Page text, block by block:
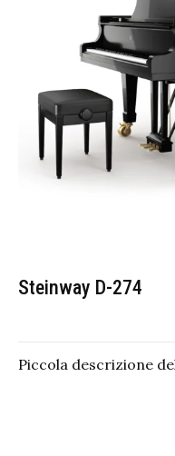
Steinway D-274
Piccola descrizione